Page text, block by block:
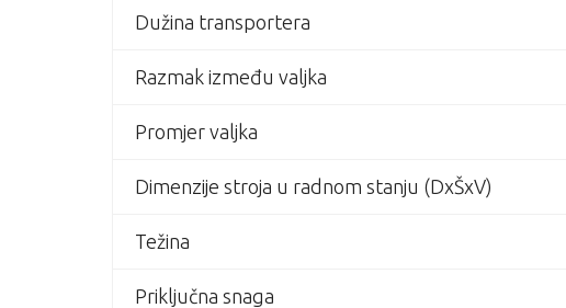
Dužina transportera
Razmak između valjka
Promjer valjka
Dimenzije stroja u radnom stanju (DxŠxV)
Težina
Priključna snaga